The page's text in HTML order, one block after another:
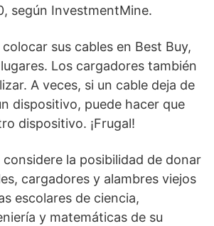
según InvestmentMine.
sus cables en Best Buy,
Los cargadores también
A veces, si un cable deja de
dispositivo, puede hacer que
dispositivo. ¡Frugal!
la posibilidad de donar
cargadores y alambres viejos
escolares de ciencia,
y matemáticas de su